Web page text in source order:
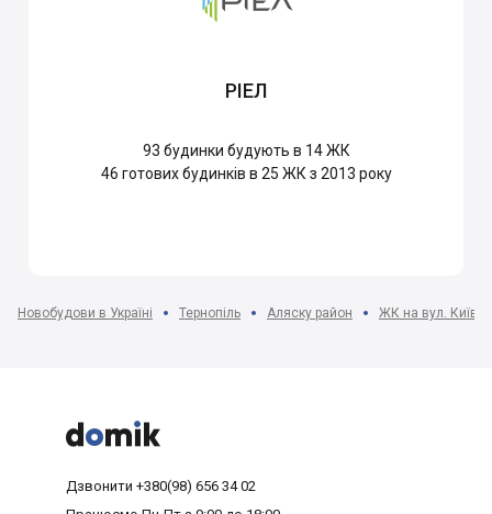
РІЕЛ
93 будинки будують в 14 ЖК
46 готових будинків в 25 ЖК з 2013 року
Новобудови в Україні Тернопіль Аляску район ЖК на вул.



Дзвонити +380(98) 656 34 02